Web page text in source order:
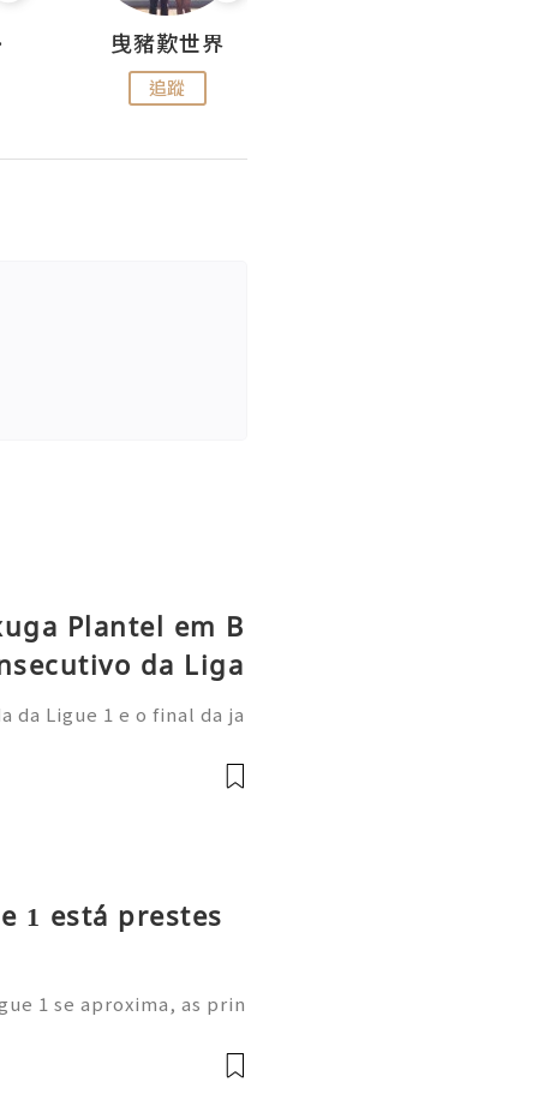
曳豬歎世界
追蹤
Plantel em B
da Liga
da Ligue 1 e o final da ja
afastou-se do anter
1 está prestes
1 se aproxima, as prin
a comprar os novos C